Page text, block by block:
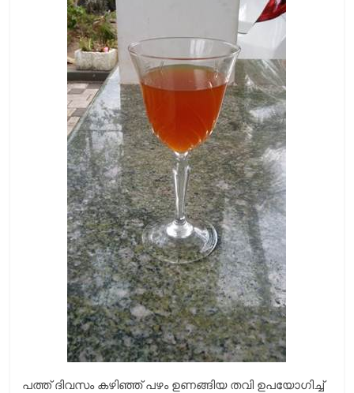
പത്ത് ദിവസം കഴിഞ്ഞ് പഴം ഉണങ്ങിയ തവി ഉപയോഗിച്ച്